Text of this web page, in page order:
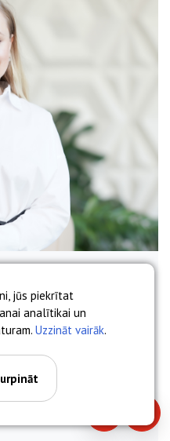
jūs piekrītat
analītikai un
Uzzināt vairāk.
prof. Dr.